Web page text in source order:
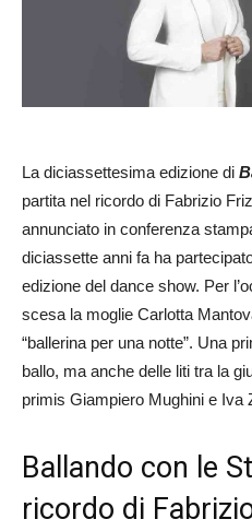
La diciassettesima edizione di
partita nel ricordo di Fabrizio
annunciato in conferenza
diciassette anni fa ha
edizione del dance show. Per
scesa la moglie Carlotta
“ballerina per una notte”. Una
ballo, ma anche delle liti tra la
primis Giampiero Mughini e Iva
Ballando con le
ricordo di